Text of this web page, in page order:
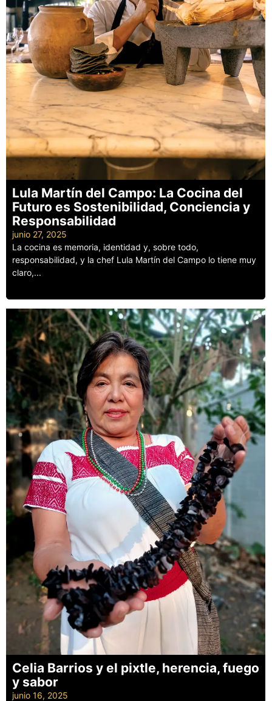
Lula Martín del Campo: La Cocina del
Futuro es Sostenibilidad, Conciencia y
Responsabilidad
junio 27, 2025
La cocina es memoria, identidad y, sobre todo,
responsabilidad, y la chef Lula Martín del Campo lo tiene muy
claro,...
Celia Barrios y el pixtle, herencia, fuego
y sabor
junio 16, 2025